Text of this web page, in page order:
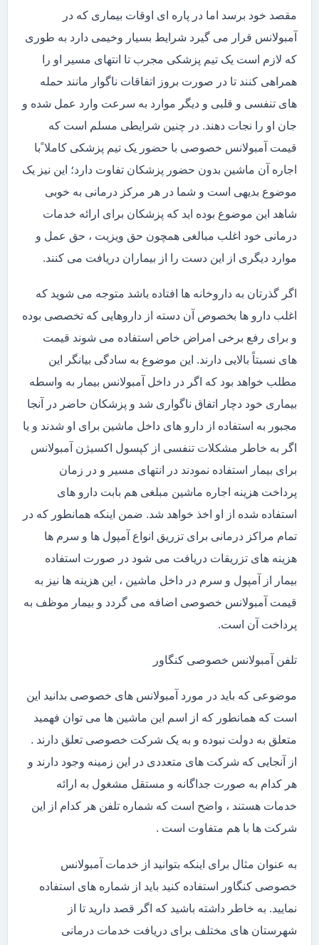
مقصد خود برسد اما در پاره ای اوقات بیماری که در
آمبولانس قرار می گیرد شرایط بسیار وخیمی دارد به طوری
که لازم است یک تیم پزشکی مجرب تا انتهای مسیر او را
همراهی کنند تا در صورت بروز اتفاقات ناگوار مانند حمله
های تنفسی و قلبی و دیگر موارد به سرعت وارد عمل شده و
جان او را نجات دهند. در چنین شرایطی مسلم است که
قیمت آمبولانس خصوصی با حضور یک تیم پزشکی کاملا ًبا
اجاره آن ماشین بدون حضور پزشکان تفاوت دارد؛ این نیز یک
موضوع بدیهی است و شما در هر مرکز درمانی به خوبی
شاهد این موضوع بوده اید که پزشکان برای ارائه خدمات
درمانی خود اغلب مبالغی همچون حق ویزیت ، حق عمل و
موارد دیگری از این دست را از بیماران دریافت می کنند.
اگر گذرتان به داروخانه ها افتاده باشد متوجه می شوید که
اغلب دارو ها بخصوص آن دسته از داروهایی که تخصصی بوده
و برای رفع برخی امراض خاص استفاده می شوند قیمت
های نسبتاً بالایی دارند. این موضوع به سادگی بیانگر این
مطلب خواهد بود که اگر در داخل آمبولانس بیمار به واسطه
بیماری خود دچار اتفاق ناگواری شد و پزشکان حاضر در آنجا
مجبور به استفاده از دارو های داخل ماشین برای او شدند و یا
اگر به خاطر مشکلات تنفسی از کپسول اکسیژن آمبولانس
برای بیمار استفاده نمودند در انتهای مسیر و در زمان
پرداخت هزینه اجاره ماشین مبلغی هم بابت دارو های
استفاده شده از او اخذ خواهد شد. ضمن اینکه همانطور که در
تمام مراکز درمانی برای تزریق انواع آمپول ها و سرم ها
هزینه های تزریقات دریافت می شود در صورت استفاده
بیمار از آمپول و سرم در داخل ماشین ، این هزینه ها نیز به
قیمت آمبولانس خصوصی اضافه می گردد و بیمار موظف به
پرداخت آن است.
تلفن آمبولانس خصوصی کنگاور
موضوعی که باید در مورد آمبولانس های خصوصی بدانید این
است که همانطور که از اسم این ماشین ها می توان فهمید
متعلق به دولت نبوده و به یک شرکت خصوصی تعلق دارند .
از آنجایی که شرکت های متعددی در این زمینه وجود دارند و
هر کدام به صورت جداگانه و مستقل مشغول به ارائه
خدمات هستند ، واضح است که شماره تلفن هر کدام از این
شرکت ها با هم متفاوت است .
به عنوان مثال برای اینکه بتوانید از خدمات آمبولانس
خصوصی کنگاور استفاده کنید باید از شماره های استفاده
نمایید. به خاطر داشته باشید که اگر قصد دارید تا از
شهرستان های مختلف برای دریافت خدمات درمانی